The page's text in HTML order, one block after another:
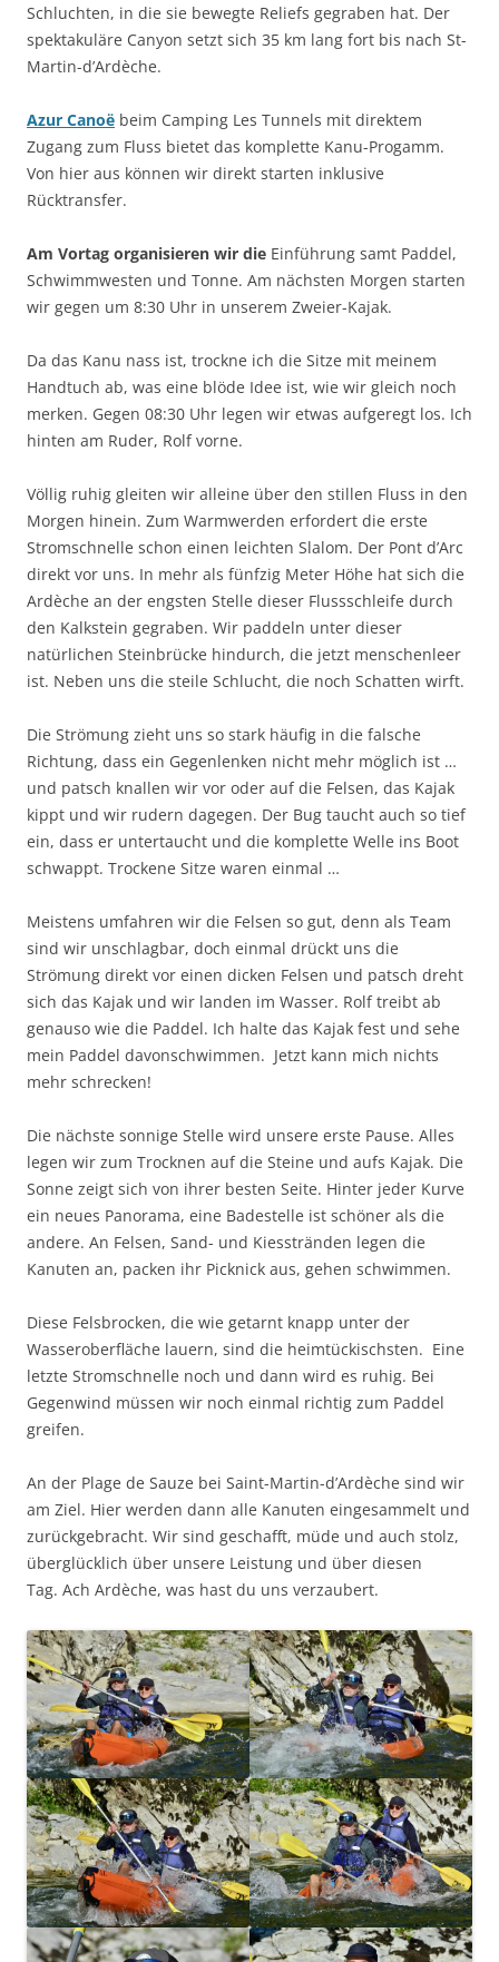
Schluchten, in die sie bewegte Reliefs gegraben hat. Der
spektakuläre Canyon setzt sich 35 km lang fort bis nach St-
Martin-d’Ardèche.
Azur Canoë beim Camping Les Tunnels mit direktem
Zugang zum Fluss bietet das komplette Kanu-Progamm.
Von hier aus können wir direkt starten inklusive
Rücktransfer.
Am Vortag organisieren wir die Einführung samt Paddel,
Schwimmwesten und Tonne. Am nächsten Morgen starten
wir gegen um 8:30 Uhr in unserem Zweier-Kajak.
Da das Kanu nass ist, trockne ich die Sitze mit meinem
Handtuch ab, was eine blöde Idee ist, wie wir gleich noch
merken. Gegen 08:30 Uhr legen wir etwas aufgeregt los. Ich
hinten am Ruder, Rolf vorne.
Völlig ruhig gleiten wir alleine über den stillen Fluss in den
Morgen hinein. Zum Warmwerden erfordert die erste
Stromschnelle schon einen leichten Slalom. Der Pont d’Arc
direkt vor uns. In mehr als fünfzig Meter Höhe hat sich die
Ardèche an der engsten Stelle dieser Flussschleife durch
den Kalkstein gegraben. Wir paddeln unter dieser
natürlichen Steinbrücke hindurch, die jetzt menschenleer
ist. Neben uns die steile Schlucht, die noch Schatten wirft.
Die Strömung zieht uns so stark häufig in die falsche
Richtung, dass ein Gegenlenken nicht mehr möglich ist …
und patsch knallen wir vor oder auf die Felsen, das Kajak
kippt und wir rudern dagegen. Der Bug taucht auch so tief
ein, dass er untertaucht und die komplette Welle ins Boot
schwappt. Trockene Sitze waren einmal …
Meistens umfahren wir die Felsen so gut, denn als Team
sind wir unschlagbar, doch einmal drückt uns die
Strömung direkt vor einen dicken Felsen und patsch dreht
sich das Kajak und wir landen im Wasser. Rolf treibt ab
genauso wie die Paddel. Ich halte das Kajak fest und sehe
mein Paddel davonschwimmen. Jetzt kann mich nichts
mehr schrecken!
Die nächste sonnige Stelle wird unsere erste Pause. Alles
legen wir zum Trocknen auf die Steine und aufs Kajak. Die
Sonne zeigt sich von ihrer besten Seite. Hinter jeder Kurve
ein neues Panorama, eine Badestelle ist schöner als die
andere. An Felsen, Sand- und Kiesstränden legen die
Kanuten an, packen ihr Picknick aus, gehen schwimmen.
Diese Felsbrocken, die wie getarnt knapp unter der
Wasseroberfläche lauern, sind die heimtückischsten. Eine
letzte Stromschnelle noch und dann wird es ruhig. Bei
Gegenwind müssen wir noch einmal richtig zum Paddel
greifen.
An der Plage de Sauze bei Saint-Martin-d’Ardèche sind wir
am Ziel. Hier werden dann alle Kanuten eingesammelt und
zurückgebracht. Wir sind geschafft, müde und auch stolz,
überglücklich über unsere Leistung und über diesen
Tag. Ach Ardèche, was hast du uns verzaubert.